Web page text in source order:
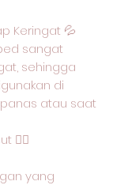
Keringat 💦
sangat
sehingga
di
atau saat
🙅‍♂️
yang